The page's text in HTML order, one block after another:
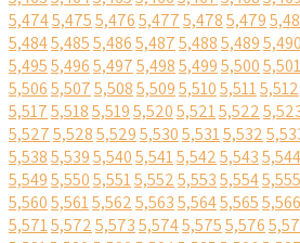
5,4745,4755,4765,4775,4785,479
5,4845,4855,4865,4875,4885,4895,490
5,4955,4965,4975,4985,4995,5005,501
5,5065,5075,5085,5095,5105,5115,512
5,5175,5185,5195,5205,5215,522
5,5275,5285,5295,5305,5315,532
5,5385,5395,5405,5415,5425,5435,544
5,5495,5505,5515,5525,5535,5545,555
5,5605,5615,5625,5635,5645,5655,566
5,5715,5725,5735,5745,5755,576